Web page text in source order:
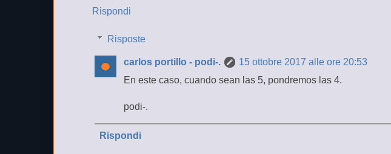
Rispondi
Risposte
carlos portillo - podi-.
15 ottobre 2017 alle ore 20:53
En este caso, cuando sean las 5, pondremos las 4.
podi-.
Rispondi